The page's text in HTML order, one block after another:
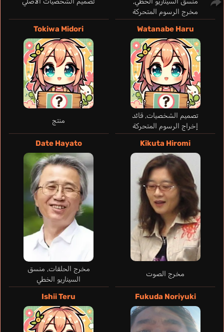
مخرج الرسوم المتحركة
Watanabe Haru
تصميم الشخصيات, قائد
إخراج الرسوم المتحركة
Tokiwa Midori
منتج
Kikuta Hiromi
مخرج الصوت
Date Hayato
مخرج الحلقات, منسق
السيناريو الخطي
Fukuda Noriyuki
Ishii Teru